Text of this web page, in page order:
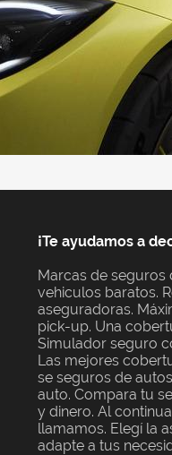
¡Te ayudamos a
Marcas de seguros
vehiculos baratos.
aseguradoras.
pick-up. Una
Simulador seguro
Las mejores
se seguros de
auto. Compara tu
y dinero. Al
llamamos. Elegí la
adapte a tus